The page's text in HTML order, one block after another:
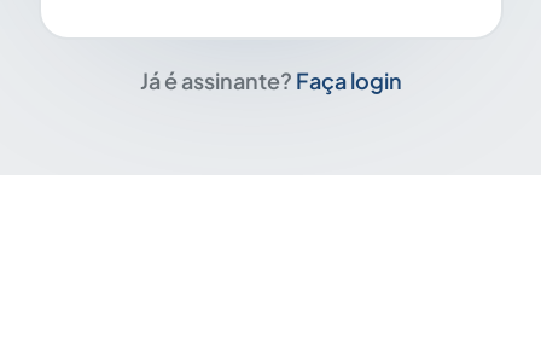
Já é assinante? Faça login